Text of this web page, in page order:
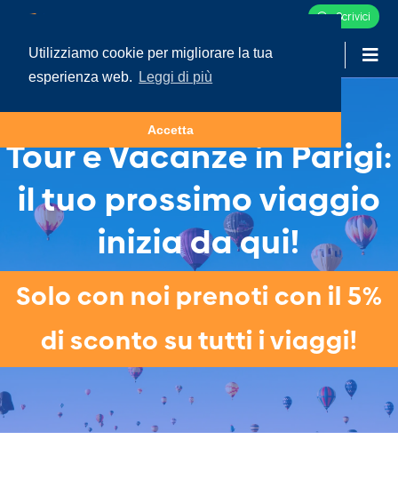
Utilizziamo cookie per migliorare la tua
esperienza web.
Leggi di più
Accetta
Scrivici
Tour e Vacanze in Parigi:
il tuo prossimo viaggio
inizia da qui!
Solo con noi prenoti con il 5%
di sconto su tutti i viaggi!